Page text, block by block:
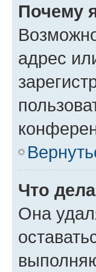
Почему
адрес
Что
Она